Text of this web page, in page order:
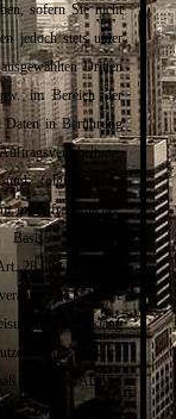
sofern Sie nicht
jedoch stets unter
Dritten
im Bereich der
Daten in Berührung
und folgt meinem
nutzerfreundlicher,
anzubieten
28 DSGVO). Ich
Meine
im Einklang
was ich
Art. 28 Abs. 3
Einen solchen